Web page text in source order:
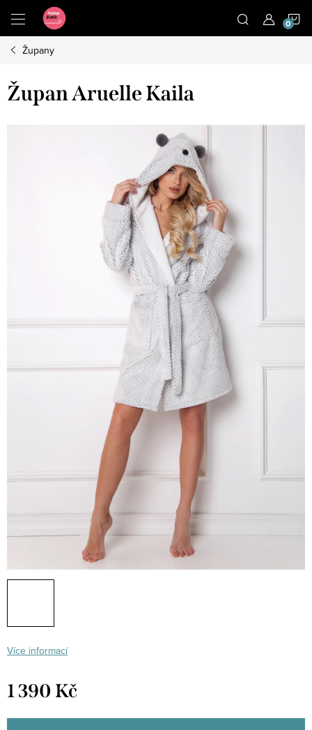
obsah
Župany
Župan Aruelle Kaila
Více informací
1 390 Kč
cena: